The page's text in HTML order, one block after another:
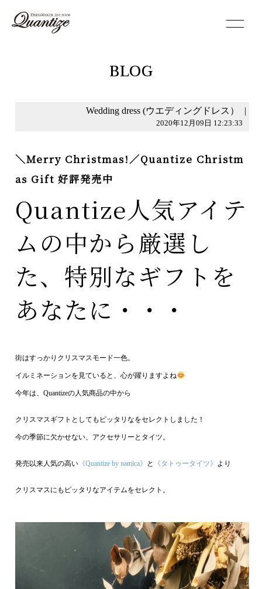
BLOG
Wedding dress (ウエディングドレス） |
2020年12月09日 12:23:33
＼Merry Christmas!／Quantize Christm
as Gift 好評発売中
Quantize人気アイテ
ムの中から厳選し
た、特別なギフトを
あなたに・・・
街はすっかりクリスマスモード一色。
イルミネーションを見ていると、心が躍りますよね
今年は、Quantizeの人気商品の中から
クリスマスギフトとしてもピッタリなをセレクトしました！
今の季節に欠かせない、アクセサリーとタイツ。
発売以来人気の高い 《Quantize by namica》 と 《タトゥータイツ》 より
クリスマスにもピッタリなアイテムをセレクト。